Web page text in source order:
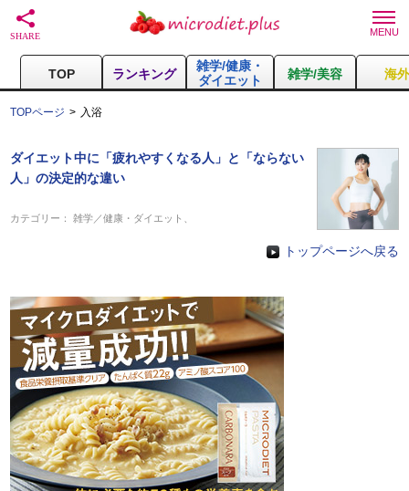
TOP ランキング
雑学/健康・
ダイエット
雑学/美容 海
TOPページ 入浴
ダイエット中に「疲れやすくなる人」と「ならない
人」の決定的な違い
カテゴリー：雑学／健康・ダイエット
トップページへ戻る